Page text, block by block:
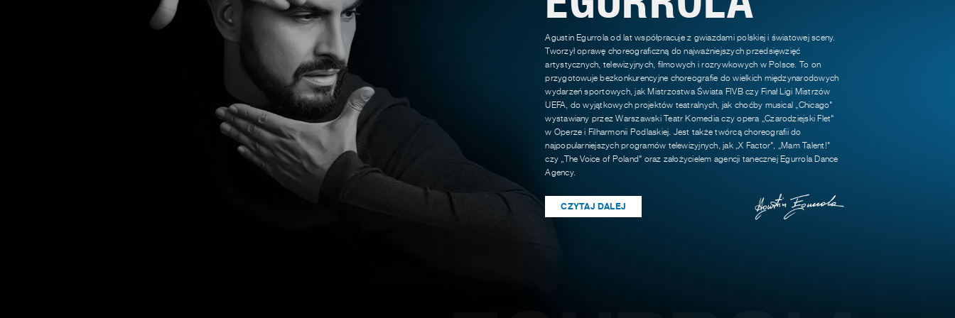
Agustin Egurrola od lat współpracuje z gwiazdami polskiej i światowej sceny.
Tworzył oprawę choreograficzną do najważniejszych przedsięwzięć
artystycznych, telewizyjnych, filmowych i rozrywkowych w Polsce. To on
przygotowuje bezkonkurencyjne choreografie do wielkich międzynarodowych
wydarzeń sportowych, jak Mistrzostwa Świata FIVB czy Finał Ligi Mistrzów
UEFA, do wyjątkowych projektów teatralnych, jak choćby musical „Chicago"
wystawiany przez Warszawski Teatr Komedia czy opera „Czarodziejski Flet"
w Operze i Filharmonii Podlaskiej. Jest także twórcą choreografii do
najpopularniejszych programów telewizyjnych, jak „X Factor", „Mam Talent!"
czy „The Voice of Poland" oraz założycielem agencji tanecznej Egurrola Dance
Agency.
CZYTAJ DALEJ